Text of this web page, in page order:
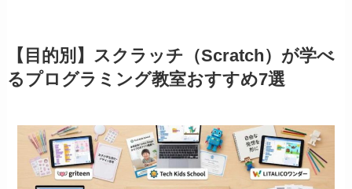
【目的別】スクラッチ（Scratch）が学べ
るプログラミング教室おすすめ7選